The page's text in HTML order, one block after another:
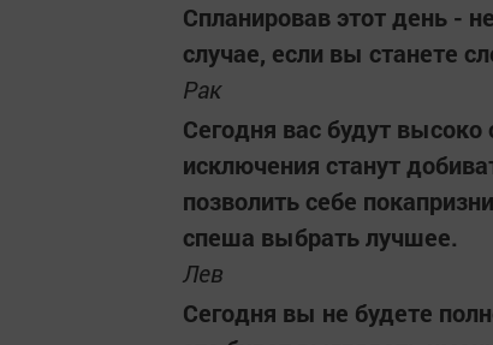
Спланировав этот день -
случае, если вы станете
Рак
Сегодня вас будут
исключения станут
позволить себе
спеша выбрать лучшее.
Лев
Сегодня вы не будете